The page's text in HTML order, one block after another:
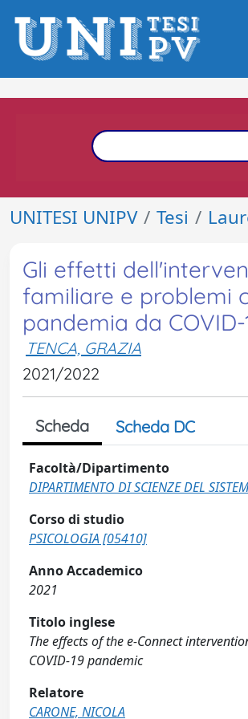
UNITESI UNIPV Tesi
Gli effetti
familiare e problemi
pandemia da COVID-
TENCA, GRAZIA
2021/2022
Scheda Scheda DC
Facoltà/Dipartimento
DIPARTIMENTO DI SCIENZE DEL
Corso di studio
PSICOLOGIA [05410]
Anno Accademico
2021
Titolo inglese
The effects of the e-Connect
COVID-19 pandemic
Relatore
CARONE, NICOLA